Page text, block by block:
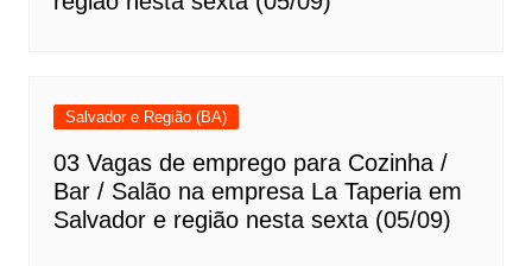
Salvador e Região (BA)
03 Vagas de emprego para Cozinha /
Bar / Salão na empresa La Taperia em
Salvador e região nesta sexta (05/09)